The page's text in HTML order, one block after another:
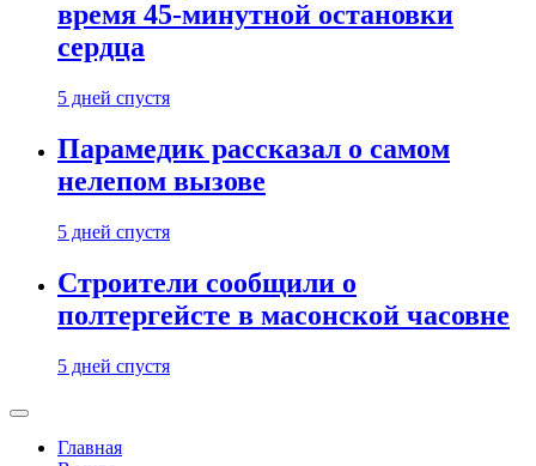
время 45-минутной остановки
сердца
5 дней спустя
Парамедик рассказал о самом
нелепом вызове
5 дней спустя
Строители сообщили о
полтергейсте в масонской часовне
5 дней спустя
Главная